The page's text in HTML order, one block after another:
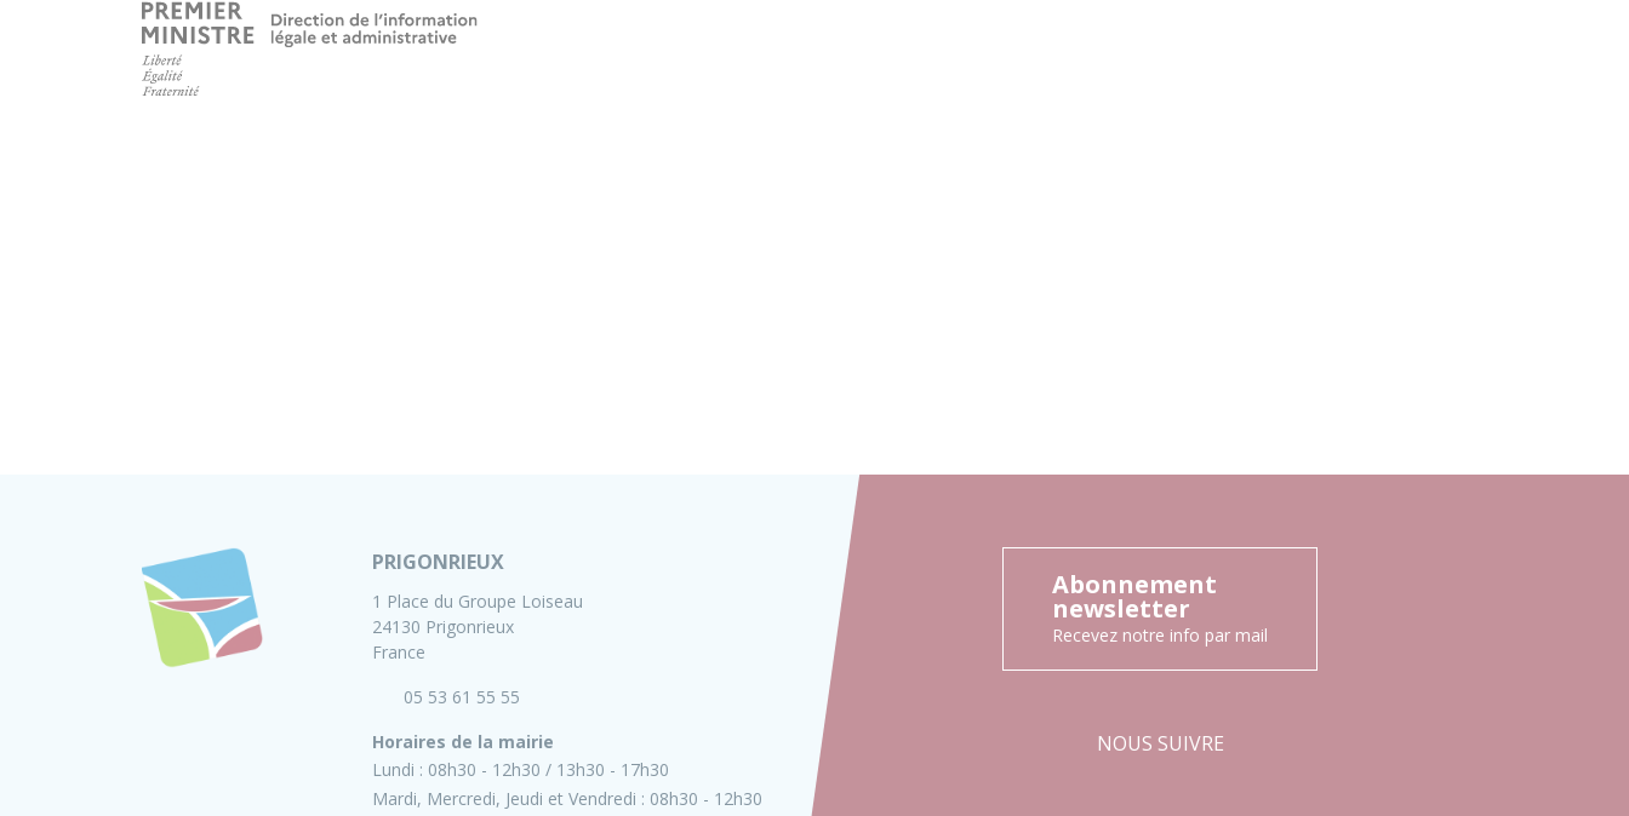
PRIGONRIEUX
1 Place du Groupe Loiseau
24130 Prigonrieux
France
05 53 61 55 55
Horaires de la mairie
Lundi : 08h30 - 12h30
13h30 - 17h30
Mardi, Mercredi, Jeudi et Vendredi : 08h30 - 12h30
Abonnement
newsletter
Recevez notre info par mail
NOUS SUIVRE